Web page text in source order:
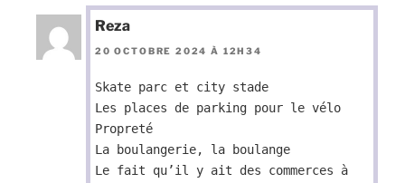
Reza
20 OCTOBRE 2024 À 12H34
Skate parc et city stade
Les places de parking pour le vélo
Propreté
La boulangerie, la boulange
Le fait qu’il y ait des commerces à